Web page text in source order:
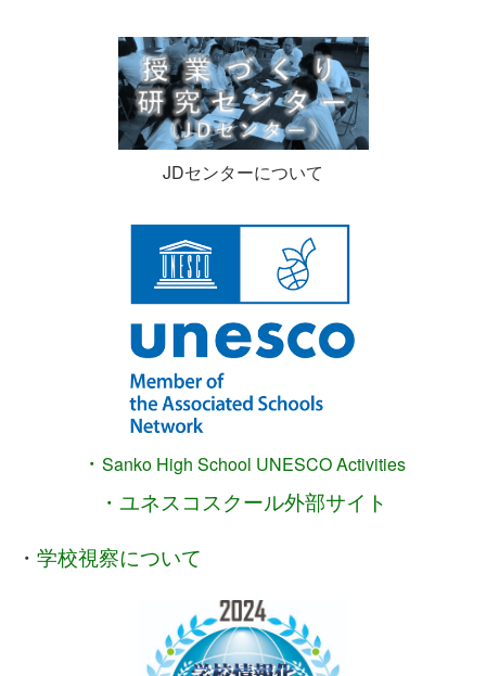
JDセンターについて
・ Sanko High School UNESCO Activities
・ユネスコスクール外部サイト
・ 学校視察について